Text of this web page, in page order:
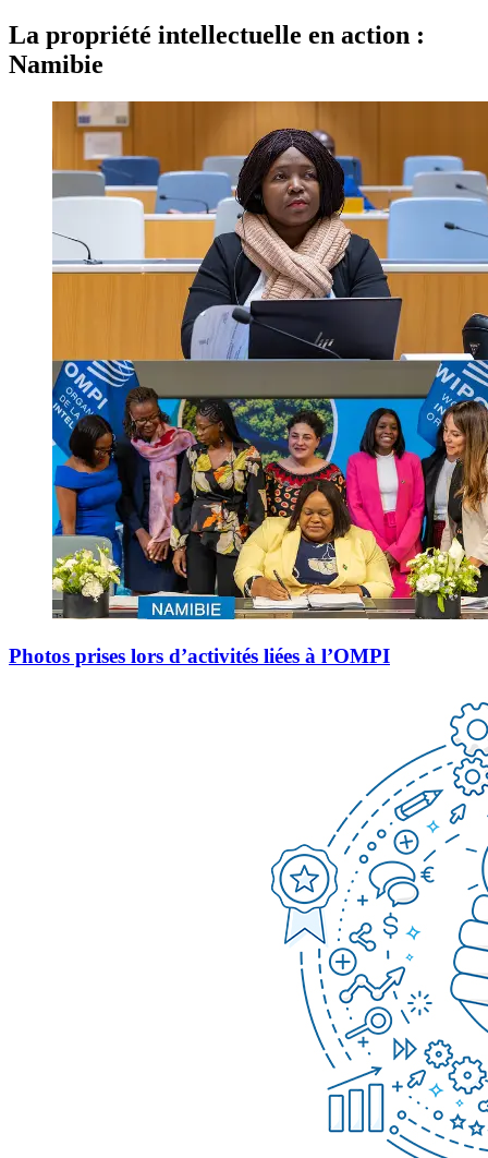
La propriété intellectuelle en action :
Namibie
Photos prises lors d’activités liées à l’OMPI